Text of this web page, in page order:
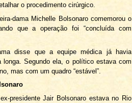
o procedimento cirúrgico.
dama Michelle Bolsonaro comemorou o
que a operação foi “concluída com
disse que a equipe médica já havia
longa. Segundo ela, o político estava com
mas com um quadro “estável”.
presidente Jair Bolsonaro estava no Rio